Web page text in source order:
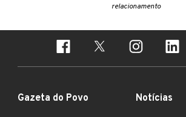
relacionamento
Gazeta do Povo Notícias